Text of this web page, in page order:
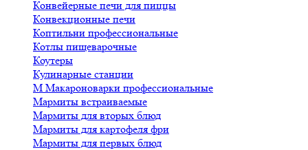
Конвейерные печи для пиццы
Конвекционные печи
Коптильни профессиональные
Котлы пищеварочные
Коутеры
Кулинарные станции
М Макароноварки профессиональные
Мармиты встраиваемые
Мармиты для вторых блюд
Мармиты для картофеля фри
Мармиты для первых блюд